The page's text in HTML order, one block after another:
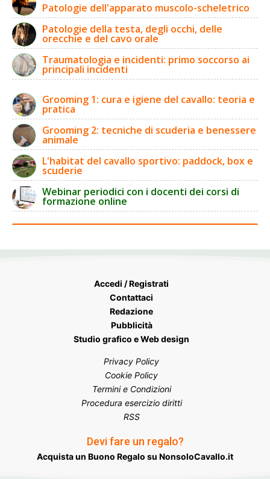
Patologie dell'apparato muscolo-scheletrico
Patologie della testa, degli occhi, delle
orecchie e del cavo orale
Traumatologia e incidenti: primo soccorso ai
principali incidenti
Grooming 1: cura e igiene del cavallo: teoria e
pratica
Grooming 2: tecniche di scuderia e benessere
animale
L'habitat del cavallo sportivo: paddock, box e
scuderie
Webinar periodici con i docenti dei corsi di
formazione online
Accedi / Registrati
Contattaci
Redazione
Pubblicità
Studio grafico e Web design
Privacy Policy
Cookie Policy
Termini e Condizioni
Procedura esercizio diritti
RSS
Devi fare un regalo?
Acquista un Buono Regalo su NonsoloCavallo.it